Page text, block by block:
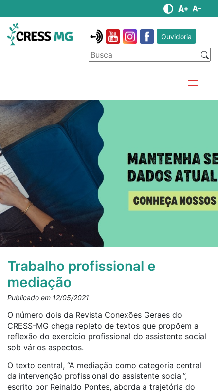
Ouvidoria
Trabalho profissional e
mediação
Publicado em 12/05/2021
O número dois da Revista Conexões Geraes do
CRESS-MG chega repleto de textos que propõem a
reflexão do exercício profissional do assistente social
sob vários aspectos.
O texto central, “A mediação como categoria central
da intervenção profissional do assistente social”,
escrito por Reinaldo Pontes, aborda a trajetória do